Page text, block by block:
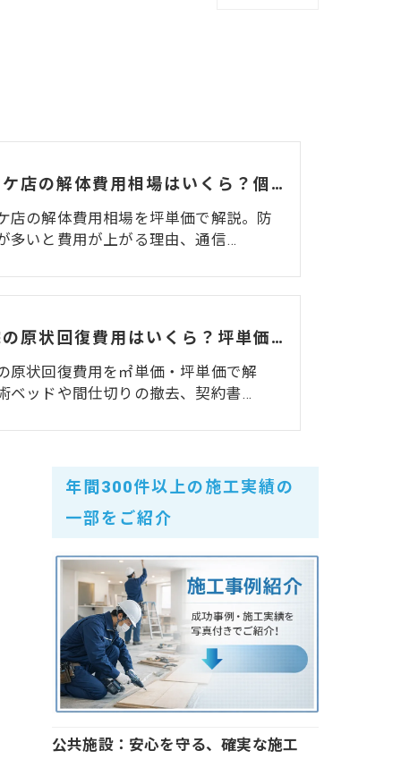
カラオケ店の解体費用相場はいくら？個室数・機材リース返却まで解説
店の解体費用相場を坪単価で解説。防
多いと費用が上がる理由、通信…
整体院の原状回復費用はいくら？坪単価・㎡単価と業態特有の注意点を解説
原状回復費用を㎡単価・坪単価で解
ベッドや間仕切りの撤去、契約書…
年間300件以上の施工実績の
一部をご紹介
公共施設：安心を守る、確実な施工